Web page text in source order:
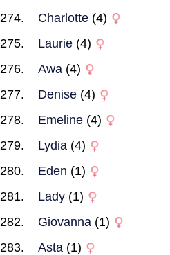
Charlotte (4)
Laurie (4)
Awa (4)
Denise (4)
Emeline (4)
Lydia (4)
Eden (1)
Lady (1)
Giovanna (1)
Asta (1)